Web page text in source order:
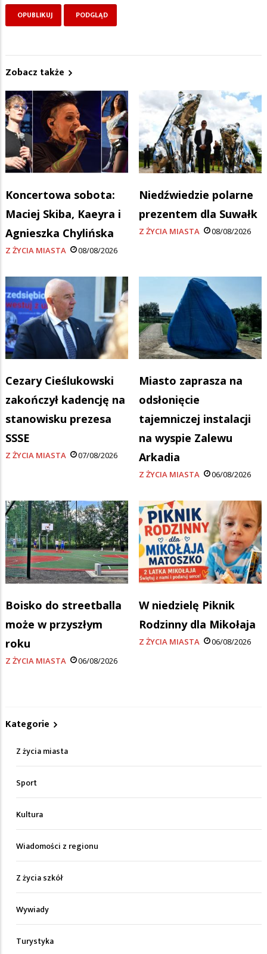
Zobacz także
Koncertowa sobota:
Maciej Skiba, Kaeyra i
Agnieszka Chylińska
Z ŻYCIA MIASTA 08/08/2026
Niedźwiedzie polarne
prezentem dla Suwałk
Z ŻYCIA MIASTA 08/08/2026
Cezary Cieślukowski
zakończył kadencję na
stanowisku prezesa
SSSE
Z ŻYCIA MIASTA 07/08/2026
Miasto zaprasza na
odsłonięcie
tajemniczej instalacji
na wyspie Zalewu
Arkadia
Z ŻYCIA MIASTA 06/08/2026
Boisko do streetballa
może w przyszłym
roku
Z ŻYCIA MIASTA 06/08/2026
W niedzielę Piknik
Rodzinny dla Mikołaja
Z ŻYCIA MIASTA 06/08/2026
Kategorie
Z życia miasta
Sport
Kultura
Wiadomości z regionu
Z życia szkół
Wywiady
Turystyka